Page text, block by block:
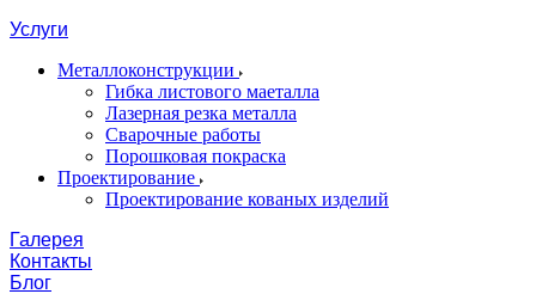
Услуги
Металлоконструкции
Гибка листового маеталла
Лазерная резка металла
Сварочные работы
Порошковая покраска
Проектирование
Проектирование кованых изделий
Галерея
Контакты
Блог